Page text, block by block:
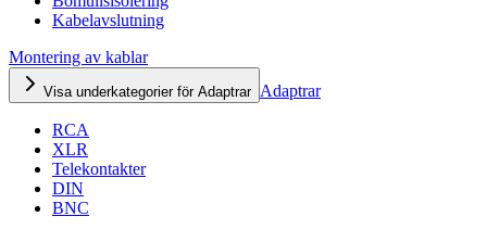
Kabelavslutning
Montering av kablar
Visa underkategorier för Adaptrar Adaptrar
RCA
XLR
Telekontakter
DIN
BNC